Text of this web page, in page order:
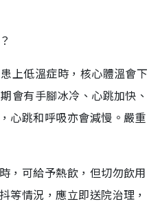
上低溫症時，核心體溫會下
會有手腳冰冷、心跳加快、
心跳和呼吸亦會減慢。嚴重
，可給予熱飲，但切勿飲用
等情況，應立即送院治理，